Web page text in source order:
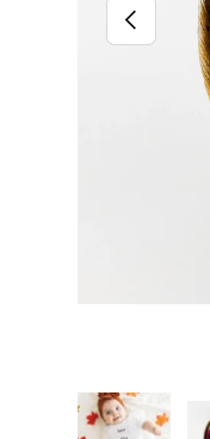
PRÉCÉDENT